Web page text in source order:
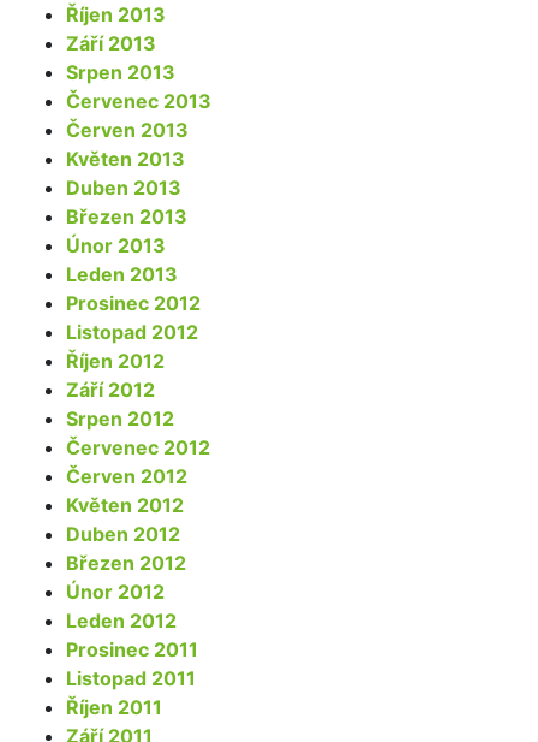
Říjen 2013
Září 2013
Srpen 2013
Červenec 2013
Červen 2013
Květen 2013
Duben 2013
Březen 2013
Únor 2013
Leden 2013
Prosinec 2012
Listopad 2012
Říjen 2012
Září 2012
Srpen 2012
Červenec 2012
Červen 2012
Květen 2012
Duben 2012
Březen 2012
Únor 2012
Leden 2012
Prosinec 2011
Listopad 2011
Říjen 2011
Září 2011